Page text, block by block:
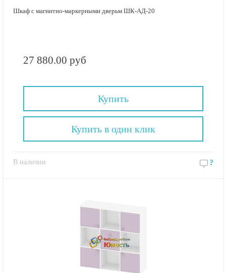
Шкаф с магнитно-маркерными дверьм ШК-АД-20
27 880.00 руб
Купить
В наличии ?
Купить в один клик